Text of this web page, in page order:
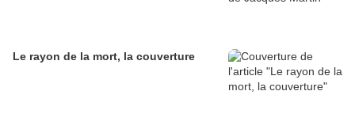
Le rayon de la mort, la couverture